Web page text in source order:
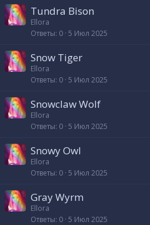
Tundra Bison
Ellora
Ответы 0 5 Июл 2025
Snow Tiger
Ellora
Ответы 0 5 Июл 2025
Snowclaw Wolf
Ellora
Ответы 0 5 Июл 2025
Snowy Owl
Ellora
Ответы 0 5 Июл 2025
Gray Wyrm
Ellora
Ответы 0 5 Июл 2025